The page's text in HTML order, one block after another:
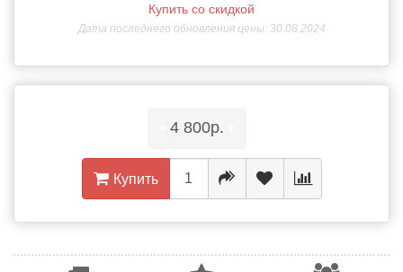
Купить со скидкой
Дата последнего обновления цены: 30.08.2024
4 800р.
Купить